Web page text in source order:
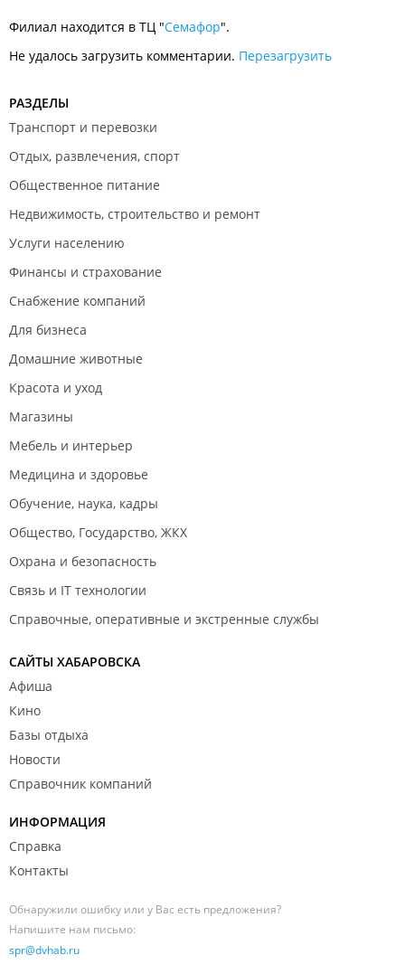
Филиал находится в ТЦ "Семафор".
Не удалось загрузить комментарии. Перезагрузить
РАЗДЕЛЫ
Транспорт и перевозки
Отдых, развлечения, спорт
Общественное питание
Недвижимость, строительство и ремонт
Услуги населению
Финансы и страхование
Снабжение компаний
Для бизнеса
Домашние животные
Красота и уход
Магазины
Мебель и интерьер
Медицина и здоровье
Обучение, наука, кадры
Общество, Государство, ЖКХ
Охрана и безопасность
Связь и IT технологии
Справочные, оперативные и экстренные службы
САЙТЫ ХАБАРОВСКА
Афиша
Кино
Базы отдыха
Новости
Справочник компаний
ИНФОРМАЦИЯ
Справка
Контакты
Обнаружили ошибку или у Вас есть предложения?
Напишите нам письмо:
spr@dvhab.ru